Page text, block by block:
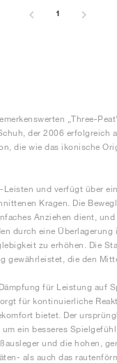
1
„Three-
der 2006 erfolgreich
die wie das ikonische
und verfügt über
Kragen. Die
Anziehen dient,
durch eine
zu erhöhen. Die
gewährleistet, die den
für Leistung auf
für kontinuierliche
bietet. Der
ein besseres
und die hohen,
als auch das